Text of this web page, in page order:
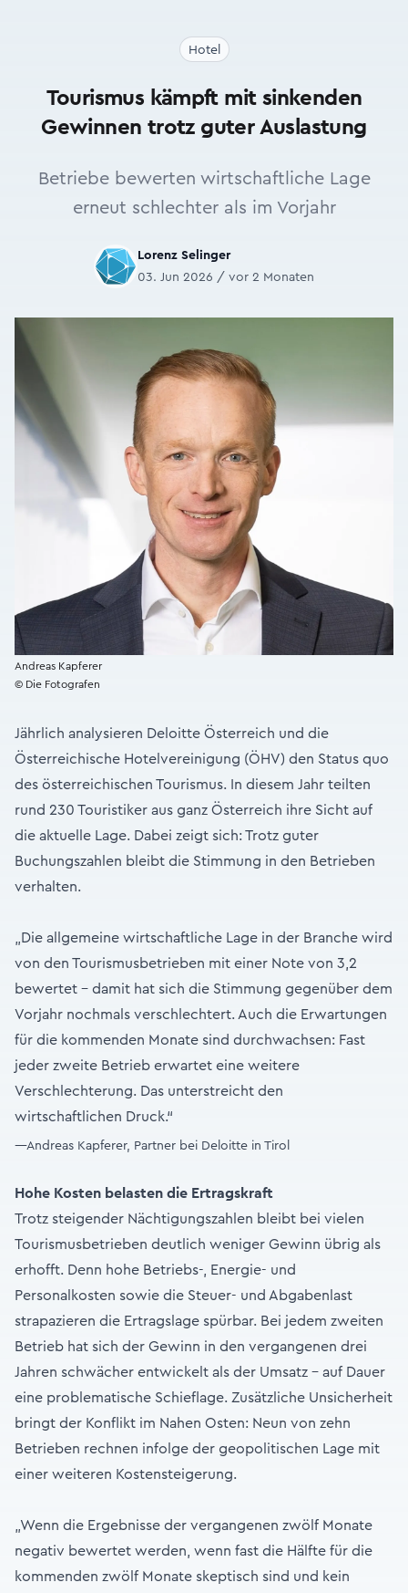
Hotel
Tourismus kämpft mit sinkenden
Gewinnen trotz guter Auslastung
Betriebe bewerten wirtschaftliche Lage
erneut schlechter als im Vorjahr
Lorenz Selinger
03. Jun 2026 / vor 2 Monaten
Andreas Kapferer
© Die Fotografen
Jährlich analysieren Deloitte Österreich und die
Österreichische Hotelvereinigung (ÖHV) den Status quo
des österreichischen Tourismus. In diesem Jahr teilten
rund 230 Touristiker aus ganz Österreich ihre Sicht auf
die aktuelle Lage. Dabei zeigt sich: Trotz guter
Buchungszahlen bleibt die Stimmung in den Betrieben
verhalten.
„Die allgemeine wirtschaftliche Lage in der Branche wird
von den Tourismusbetrieben mit einer Note von 3,2
bewertet – damit hat sich die Stimmung gegenüber dem
Vorjahr nochmals verschlechtert. Auch die Erwartungen
für die kommenden Monate sind durchwachsen: Fast
jeder zweite Betrieb erwartet eine weitere
Verschlechterung. Das unterstreicht den
wirtschaftlichen Druck.“
—Andreas Kapferer, Partner bei Deloitte in Tirol
Hohe Kosten belasten die Ertragskraft
Trotz steigender Nächtigungszahlen bleibt bei vielen
Tourismusbetrieben deutlich weniger Gewinn übrig als
erhofft. Denn hohe Betriebs-, Energie- und
Personalkosten sowie die Steuer- und Abgabenlast
strapazieren die Ertragslage spürbar. Bei jedem zweiten
Betrieb hat sich der Gewinn in den vergangenen drei
Jahren schwächer entwickelt als der Umsatz – auf Dauer
eine problematische Schieflage. Zusätzliche Unsicherheit
bringt der Konflikt im Nahen Osten: Neun von zehn
Betrieben rechnen infolge der geopolitischen Lage mit
einer weiteren Kostensteigerung.
„Wenn die Ergebnisse der vergangenen zwölf Monate
negativ bewertet werden, wenn fast die Hälfte für die
kommenden zwölf Monate skeptisch sind und kein